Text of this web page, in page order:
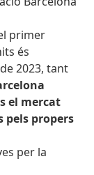
primer
és
2023, tant
el mercat
pels propers
per la